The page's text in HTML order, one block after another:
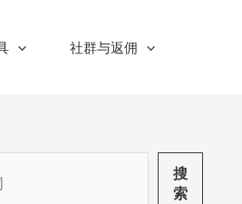
社群与返佣
搜
索